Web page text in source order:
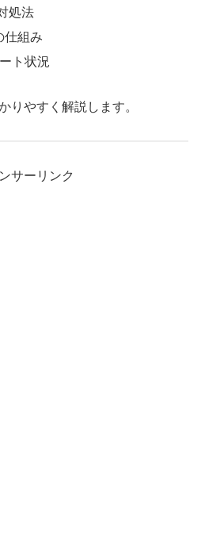
処法
仕組み
ト状況
りやすく解説します。
サーリンク